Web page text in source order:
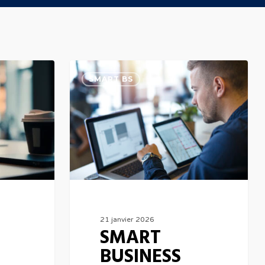
SMART
BUSINESS
SOLUTION
:
Meilleure
solution
sur
marché
tunisien
SMART BS
21 janvier 2026
SMART
BUSINESS